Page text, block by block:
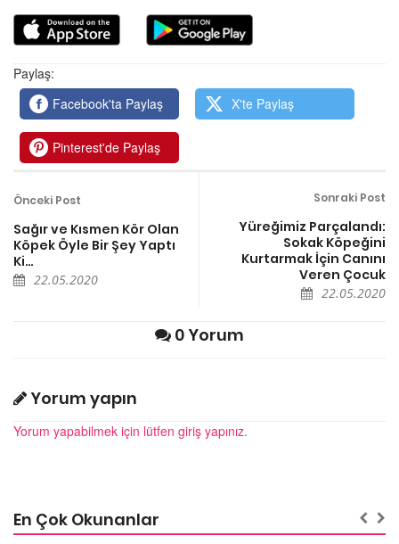
Paylaş:
Facebook'ta Paylaş
X'te Paylaş
Pinterest'de Paylaş
Önceki Post
Sağır ve Kısmen Kör Olan
Köpek Öyle Bir Şey Yaptı
Ki…
22.05.2020
Sonraki Post
Yüreğimiz Parçalandı:
Sokak Köpeğini
Kurtarmak İçin Canını
Veren Çocuk
22.05.2020
0 Yorum
Yorum yapın
Yorum yapabilmek için lütfen giriş yapınız.
En Çok Okunanlar